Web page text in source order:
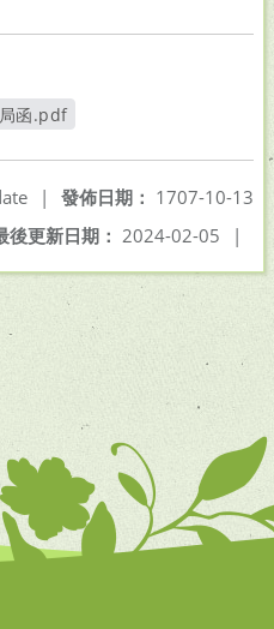
函.pdf
發佈日期： 1707-10-13
|
後更新日期： 2024-02-05 |